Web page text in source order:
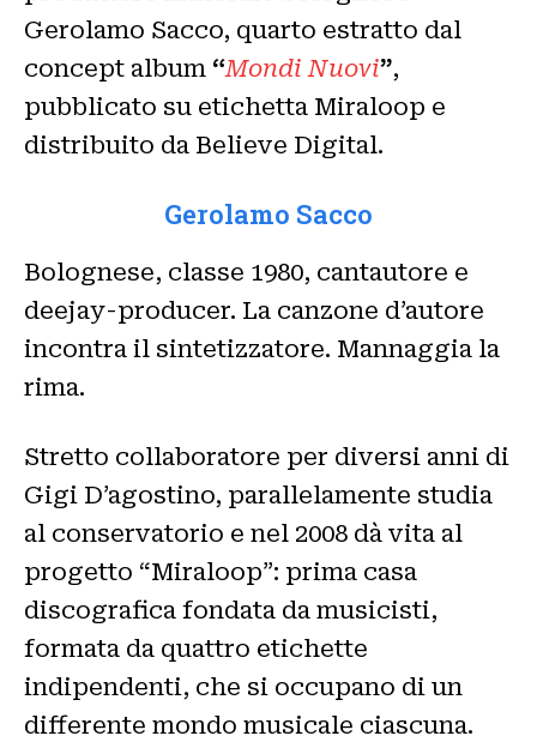
Gerolamo Sacco, quarto estratto dal
concept album “Mondi Nuovi”,
pubblicato su etichetta Miraloop e
distribuito da Believe Digital.
Gerolamo Sacco
Bolognese, classe 1980, cantautore e
deejay-producer. La canzone d’autore
incontra il sintetizzatore. Mannaggia la
rima.
Stretto collaboratore per diversi anni di
Gigi D’agostino, parallelamente studia
al conservatorio e nel 2008 dà vita al
progetto “Miraloop”: prima casa
discografica fondata da musicisti,
formata da quattro etichette
indipendenti, che si occupano di un
differente mondo musicale ciascuna.